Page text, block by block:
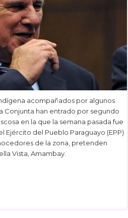
acompañados por algunos
Conjunta han entrado por segundo
en la que la semana pasada fue
Ejército del Pueblo Paraguayo (EPP)
de la zona, pretenden
Vista, Amambay.